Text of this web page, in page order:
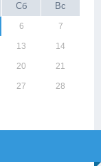
Сб Вс
6 7
13 14
20 21
27 28